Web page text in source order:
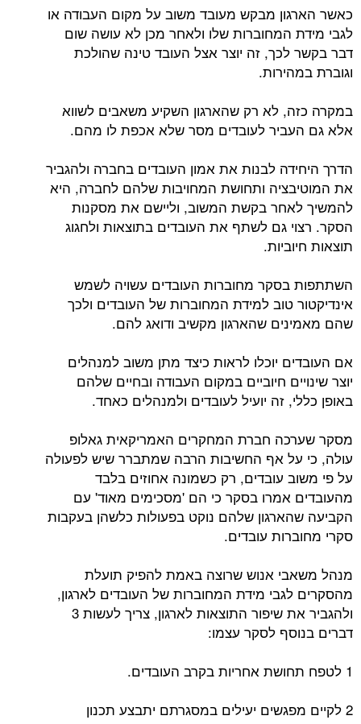
כאשר הארגון מבקש מעובד משוב על מקום העבודה או
לגבי מידת המחוברות שלו ולאחר מכן לא עושה שום
דבר בקשר לכך, זה יוצר אצל העובד טינה שהולכת
וגוברת במהירות.
במקרה כזה, לא רק שהארגון השקיע משאבים לשווא
אלא גם העביר לעובדים מסר שלא אכפת לו מהם.
הדרך היחידה לבנות את אמון העובדים בחברה ולהגביר
את המוטיבציה ותחושת המחויבות שלהם לחברה, היא
להמשיך לאחר בקשת המשוב, וליישם את מסקנות
הסקר. רצוי גם לשתף את העובדים בתוצאות ולחגוג
תוצאות חיוביות.
השתתפות בסקר מחוברות העובדים עשויה לשמש
אינדיקטור טוב למידת המחוברות של העובדים ולכך
שהם מאמינים שהארגון מקשיב ודואג להם.
אם העובדים יוכלו לראות כיצד מתן משוב למנהלים
יוצר שינויים חיוביים במקום העבודה ובחיים שלהם
באופן כללי, זה יועיל לעובדים ולמנהלים כאחד.
מסקר שערכה חברת המחקרים האמריקאית גאלופ
עולה, כי על אף החשיבות הרבה שמתברר שיש לפעולה
על פי משוב עובדים, רק כשמונה אחוזים בלבד
מהעובדים אמרו בסקר כי הם 'מסכימים מאוד' עם
הקביעה שהארגון שלהם נוקט בפעולות כלשהן בעקבות
סקרי מחוברות עובדים.
מנהל משאבי אנוש שרוצה באמת להפיק תועלת
מהסקרים לגבי מידת המחוברות של העובדים לארגון,
ולהגביר את שיפור התוצאות לארגון, צריך לעשות 3
דברים בנוסף לסקר עצמו:
1 לטפח תחושת אחריות בקרב העובדים.
2 לקיים מפגשים יעילים במסגרתם יתבצע תכנון